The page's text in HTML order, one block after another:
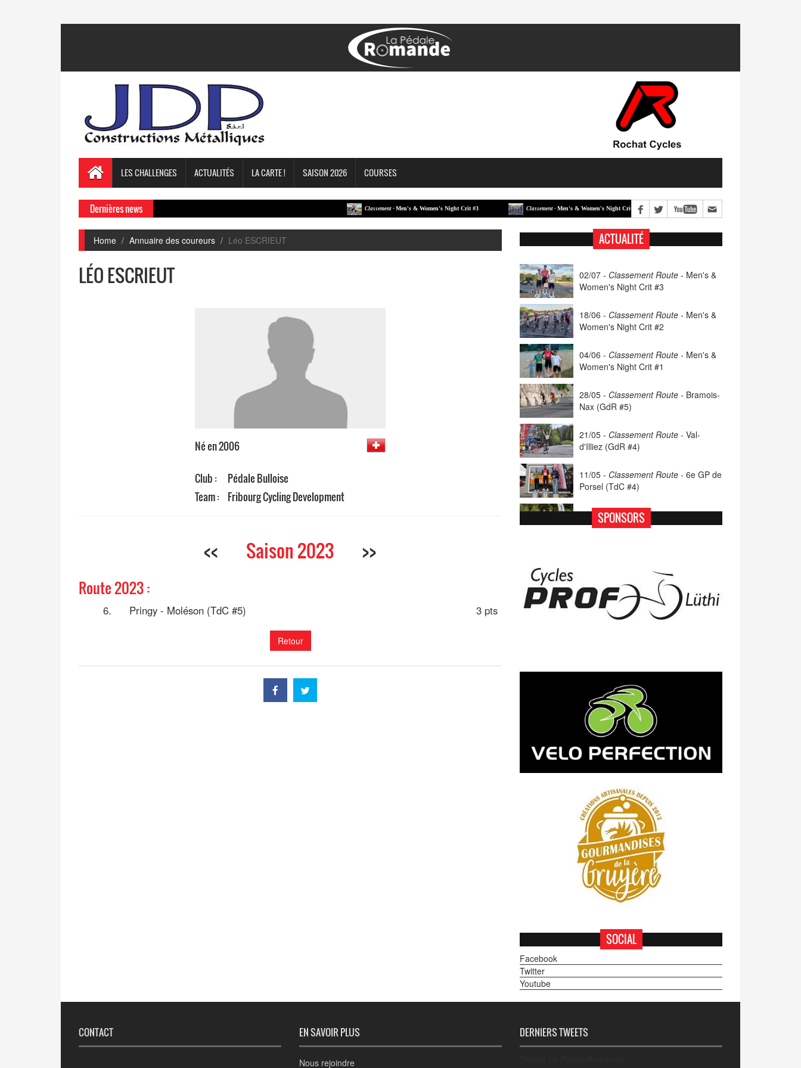
LES CHALLENGES ACTUALITÉS LA CARTE ! SAISON 2026 COURSES
Dernières news Classement -Men's & Women's Night Crit #3 Classement -Men's & Women's Night Crit #2 Classement - Men's & Women's Night Crit #1
Home Annuaire des coureurs Léo ESCRIEUT
LÉO ESCRIEUT
Né en 2006
Club :
Pédale Bulloise
Team : Fribourg Cycling Development
<< Saison 2023 >>
Route 2023 :
6. Pringy - Moléson (TdC #5) 3 pts
Retour
ACTUALITÉ
02/07 - Classement Route - Men's &
Women's Night Crit #3
18/06 - Classement Route - Men's &
Women's Night Crit #2
04/06 - Classement Route - Men's &
Women's Night Crit #1
28/05 - Classement Route - Bramois-
Nax (GdR #5)
21/05 - Classement Route - Val-
d'Illiez (GdR #4)
11/05 - Classement Route - 6e GP de
Porsel (TdC #4)
07/05 -Classement Route -Blonay-
Les Pléiades (GdR #3)
14/04 -Photos -Les photos du 5e GP
de Semsales
SPONSORS
SOCIAL
Facebook
Twitter
Youtube
CONTACT EN SAVOIR PLUS
Nous rejoindre
DERNIERS TWEETS